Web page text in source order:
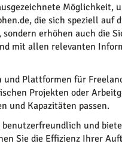
Möglichkeit,
die sich speziell
erhöhen auch die
mit allen relevanten
und Plattformen für
Projekten oder
und Kapazitäten passen.
und
Sie die Effizienz Ihrer